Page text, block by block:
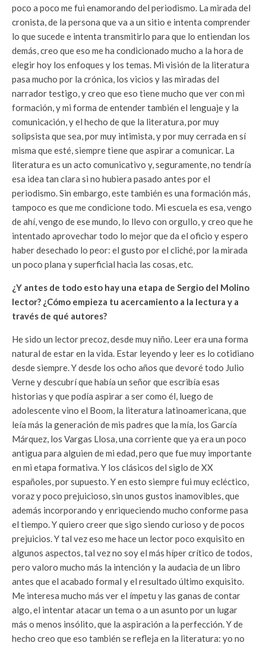
poco a poco me fui enamorando del periodismo. La mirada del
cronista, de la persona que va a un sitio e intenta comprender
lo que sucede e intenta transmitirlo para que lo entiendan los
demás, creo que eso me ha condicionado mucho a la hora de
elegir hoy los enfoques y los temas. Mi visión de la literatura
pasa mucho por la crónica, los vicios y las miradas del
narrador testigo, y creo que eso tiene mucho que ver con mi
formación, y mi forma de entender también el lenguaje y la
comunicación, y el hecho de que la literatura, por muy
solipsista que sea, por muy intimista, y por muy cerrada en sí
misma que esté, siempre tiene que aspirar a comunicar. La
literatura es un acto comunicativo y, seguramente, no tendría
esa idea tan clara si no hubiera pasado antes por el
periodismo. Sin embargo, este también es una formación más,
tampoco es que me condicione todo. Mi escuela es esa, vengo
de ahí, vengo de ese mundo, lo llevo con orgullo, y creo que he
intentado aprovechar todo lo mejor que da el oficio y espero
haber desechado lo peor: el gusto por el cliché, por la mirada
un poco plana y superficial hacia las cosas, etc.
¿Y antes de todo esto hay una etapa de Sergio del Molino
lector? ¿Cómo empieza tu acercamiento a la lectura y a
través de qué autores?
He sido un lector precoz, desde muy niño. Leer era una forma
natural de estar en la vida. Estar leyendo y leer es lo cotidiano
desde siempre. Y desde los ocho años que devoré todo Julio
Verne y descubrí que había un señor que escribía esas
historias y que podía aspirar a ser como él, luego de
adolescente vino el Boom, la literatura latinoamericana, que
leía más la generación de mis padres que la mía, los García
Márquez, los Vargas Llosa, una corriente que ya era un poco
antigua para alguien de mi edad, pero que fue muy importante
en mi etapa formativa. Y los clásicos del siglo de XX
españoles, por supuesto. Y en esto siempre fui muy ecléctico,
voraz y poco prejuicioso, sin unos gustos inamovibles, que
además incorporando y enriqueciendo mucho conforme pasa
el tiempo. Y quiero creer que sigo siendo curioso y de pocos
prejuicios. Y tal vez eso me hace un lector poco exquisito en
algunos aspectos, tal vez no soy el más híper crítico de todos,
pero valoro mucho más la intención y la audacia de un libro
antes que el acabado formal y el resultado último exquisito.
Me interesa mucho más ver el ímpetu y las ganas de contar
algo, el intentar atacar un tema o a un asunto por un lugar
más o menos insólito, que la aspiración a la perfección. Y de
hecho creo que eso también se refleja en la literatura: yo no